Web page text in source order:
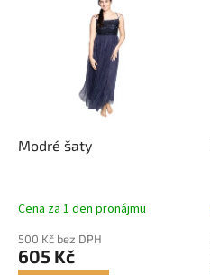
Modré šaty
Cena za 1 den pronájmu
500 Kč bez DPH
605 Kč